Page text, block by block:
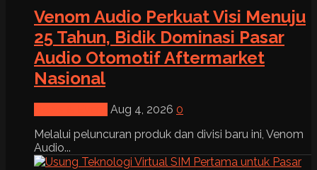
Venom Audio Perkuat Visi Menuju
25 Tahun, Bidik Dominasi Pasar
Audio Otomotif Aftermarket
Nasional
Aug 4, 2026 0
Melalui peluncuran produk dan divisi baru ini, Venom
Audio...